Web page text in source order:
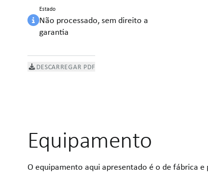
Estado
Não processado, sem direito a
garantia
DESCARREGAR PDF
Equipamento
O equipamento aqui apresentado é o de fábrica